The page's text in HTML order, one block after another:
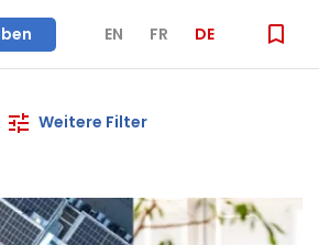
EN FR DE
Weitere Filter